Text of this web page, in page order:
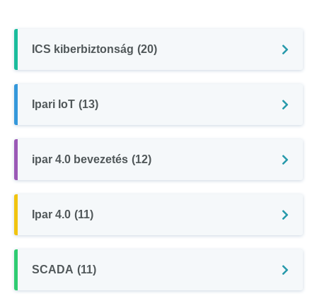
ICS kiberbiztonság (20)
Ipari IoT (13)
ipar 4.0 bevezetés (12)
Ipar 4.0 (11)
SCADA (11)